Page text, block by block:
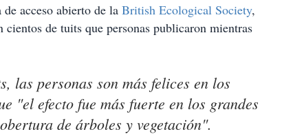
acceso abierto de la British Ecological Society,
de tuits que personas publicaron mientras
las personas son más felices en los
"el efecto fue más fuerte en los grandes
de árboles y vegetación".